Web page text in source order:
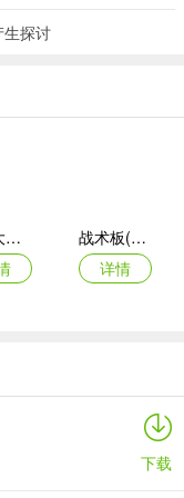
要快速升级的玩家不能
配合能达到事半功倍效
生探讨
王国大作战前线
战术板(体育战术工具)
详情
最后庇护所瘟疫
御兽岛
下载